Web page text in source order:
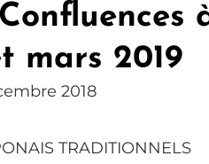
mars 2019
2018